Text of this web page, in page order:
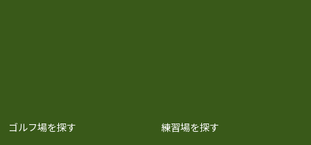
ゴルフ場を探す 練習場を探す